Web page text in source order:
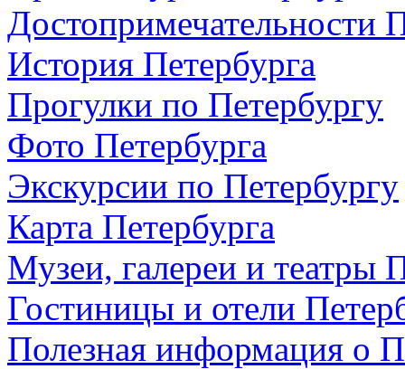
Достопримечательности
История Петербурга
Прогулки по Петербургу
Фото Петербурга
Экскурсии по Петербургу
Карта Петербурга
Музеи, галереи и театры
Гостиницы и отели
Полезная информация о